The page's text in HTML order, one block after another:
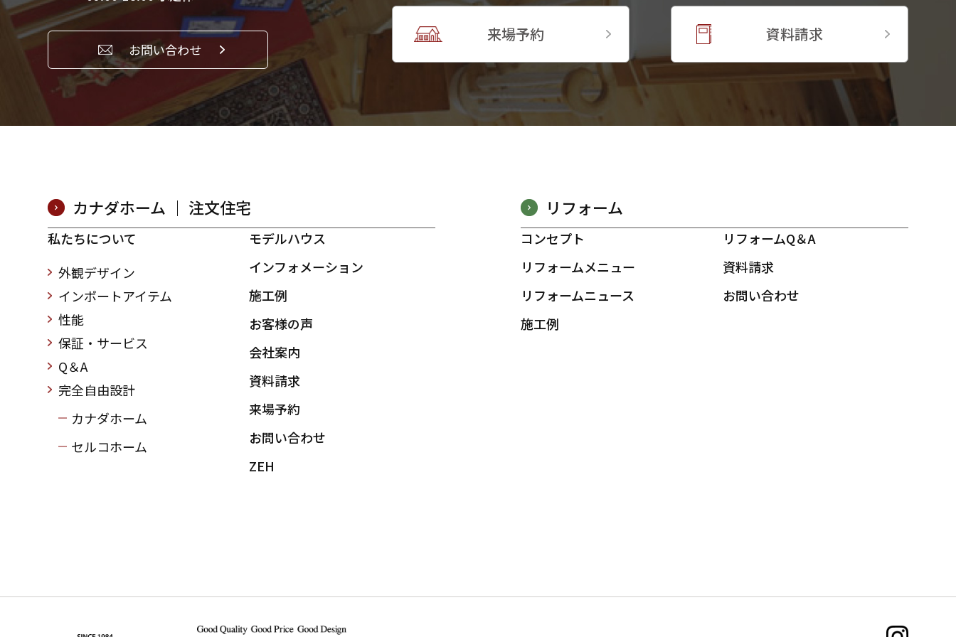
お問い合わせ
来場予約 資料請求
カナダホーム ｜ 注文住宅
私たちについて
外観デザイン
インポートアイテム
性能
保証・サービス
Q＆A
完全自由設計
カナダホーム
セルコホーム
モデルハウス
インフォメーション
施工例
お客様の声
会社案内
資料請求
来場予約
お問い合わせ
ZEH
リフォーム
コンセプト
リフォームメニュー
リフォームニュース
施工例
リフォームQ＆A
資料請求
お問い合わせ